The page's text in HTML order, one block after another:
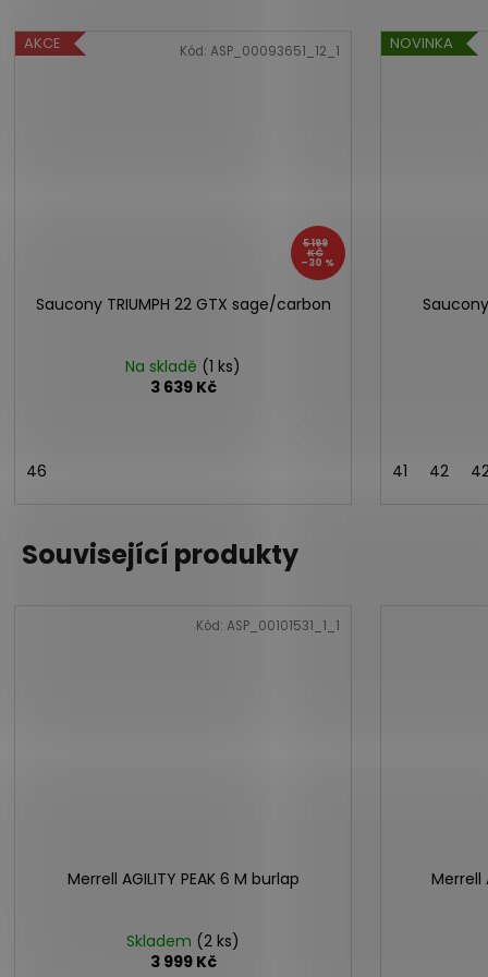
AKCE
5 199
KČ
–30 %
Saucony TRIUMPH 22 GTX sage/carbon
Na skladě (1 ks)
3 639 Kč
46
Kód: ASP_00093651_12_1 NOVINKA
Saucony
41 42
Související produkty
Merrell AGILITY PEAK 6 M burlap
Skladem (2 ks)
3 999 Kč
Kód: ASP_00101531_1_1
Merrell